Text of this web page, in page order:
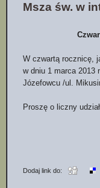
Msza św. w
W czwartą rocznicę,
w dniu 1 marca 2013
Józefowcu /ul.
Proszę o liczny
Dodaj link do: